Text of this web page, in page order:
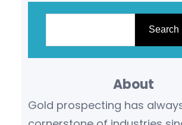
h
Search
About
Gold prospecting has